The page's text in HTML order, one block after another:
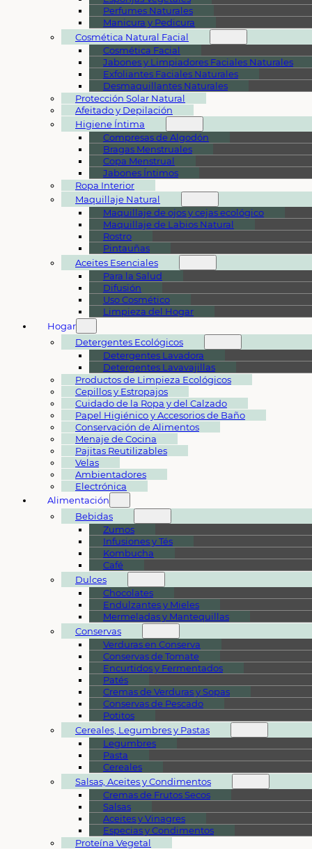
Perfumes Naturales
Manicura y Pedicura
Cosmética Natural Facial
Cosmética Facial
Jabones y Limpiadores Faciales Naturales
Exfoliantes Faciales Naturales
Desmaquillantes Naturales
Protección Solar Natural
Afeitado y Depilación
Higiene Íntima
Compresas de Algodón
Bragas Menstruales
Copa Menstrual
Jabones Íntimos
Ropa Interior
Maquillaje Natural
Maquillaje de ojos y cejas ecológico
Maquillaje de Labios Natural
Rostro
Pintauñas
Aceites Esenciales
Para la Salud
Difusión
Uso Cosmético
Limpieza del Hogar
Hogar
Detergentes Ecológicos
Detergentes Lavadora
Detergentes Lavavajillas
Productos de Limpieza Ecológicos
Cepillos y Estropajos
Cuidado de la Ropa y del Calzado
Papel Higiénico y Accesorios de Baño
Conservación de Alimentos
Menaje de Cocina
Pajitas Reutilizables
Velas
Ambientadores
Electrónica
Alimentación
Bebidas
Zumos
Infusiones y Tés
Kombucha
Café
Dulces
Chocolates
Endulzantes y Mieles
Mermeladas y Mantequillas
Conservas
Verduras en Conserva
Conservas de Tomate
Encurtidos y Fermentados
Patés
Cremas de Verduras y Sopas
Conservas de Pescado
Potitos
Cereales, Legumbres y Pastas
Legumbres
Pasta
Cereales
Salsas, Aceites y Condimentos
Cremas de Frutos Secos
Salsas
Aceites y Vinagres
Especias y Condimentos
Proteína Vegetal